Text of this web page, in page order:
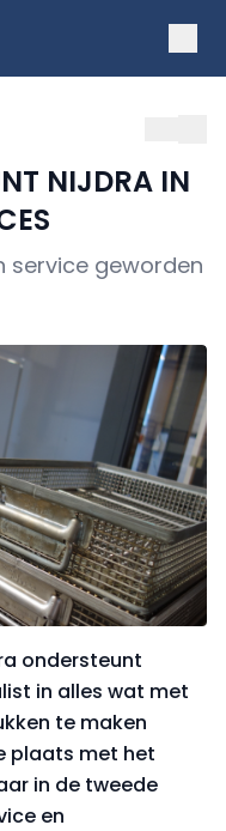
NIJDRA IN
service geworden
ondersteunt
in alles wat met
te maken
plaats met het
in de tweede
en